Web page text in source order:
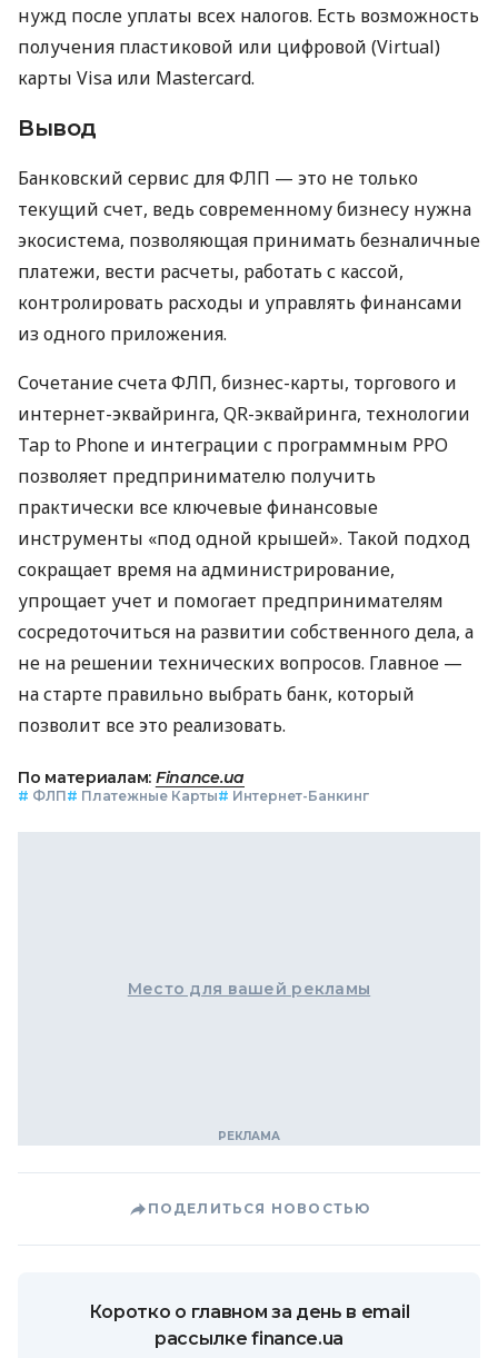
нужд после уплаты всех налогов. Есть возможность
получения пластиковой или цифровой (Virtual)
карты Visa или Mastercard.
Вывод
Банковский сервис для ФЛП — это не только
текущий счет, ведь современному бизнесу нужна
экосистема, позволяющая принимать безналичные
платежи, вести расчеты, работать с кассой,
контролировать расходы и управлять финансами
из одного приложения.
Сочетание счета ФЛП, бизнес-карты, торгового и
интернет-эквайринга, QR-эквайринга, технологии
Tap to Phone и интеграции с программным РРО
позволяет предпринимателю получить
практически все ключевые финансовые
инструменты «под одной крышей». Такой подход
сокращает время на администрирование,
упрощает учет и помогает предпринимателям
сосредоточиться на развитии собственного дела, а
не на решении технических вопросов. Главное —
на старте правильно выбрать банк, который
позволит все это реализовать.
По материалам: Finance.ua
# ФЛП# Платежные Карты# Интернет-Банкинг
Место для вашей рекламы
ПОДЕЛИТЬСЯ НОВОСТЬЮ
Коротко о главном за день в email
рассылке finance.ua